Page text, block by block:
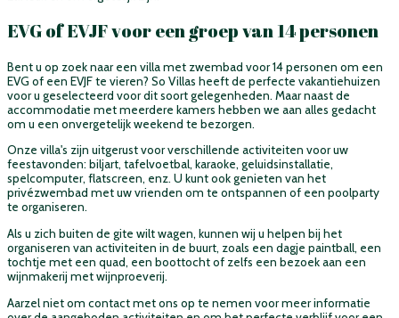
EVG of EVJF voor een groep van 14 personen
Bent u op zoek naar een villa met zwembad voor 14 personen om een
EVG of een EVJF te vieren? So Villas heeft de perfecte vakantiehuizen
voor u geselecteerd voor dit soort gelegenheden. Maar naast de
accommodatie met meerdere kamers hebben we aan alles gedacht
om u een onvergetelijk weekend te bezorgen.
Onze villa's zijn uitgerust voor verschillende activiteiten voor uw
feestavonden: biljart, tafelvoetbal, karaoke, geluidsinstallatie,
spelcomputer, flatscreen, enz. U kunt ook genieten van het
privézwembad met uw vrienden om te ontspannen of een poolparty
te organiseren.
Als u zich buiten de gite wilt wagen, kunnen wij u helpen bij het
organiseren van activiteiten in de buurt, zoals een dagje paintball, een
tochtje met een quad, een boottocht of zelfs een bezoek aan een
wijnmakerij met wijnproeverij.
Aarzel niet om contact met ons op te nemen voor meer informatie